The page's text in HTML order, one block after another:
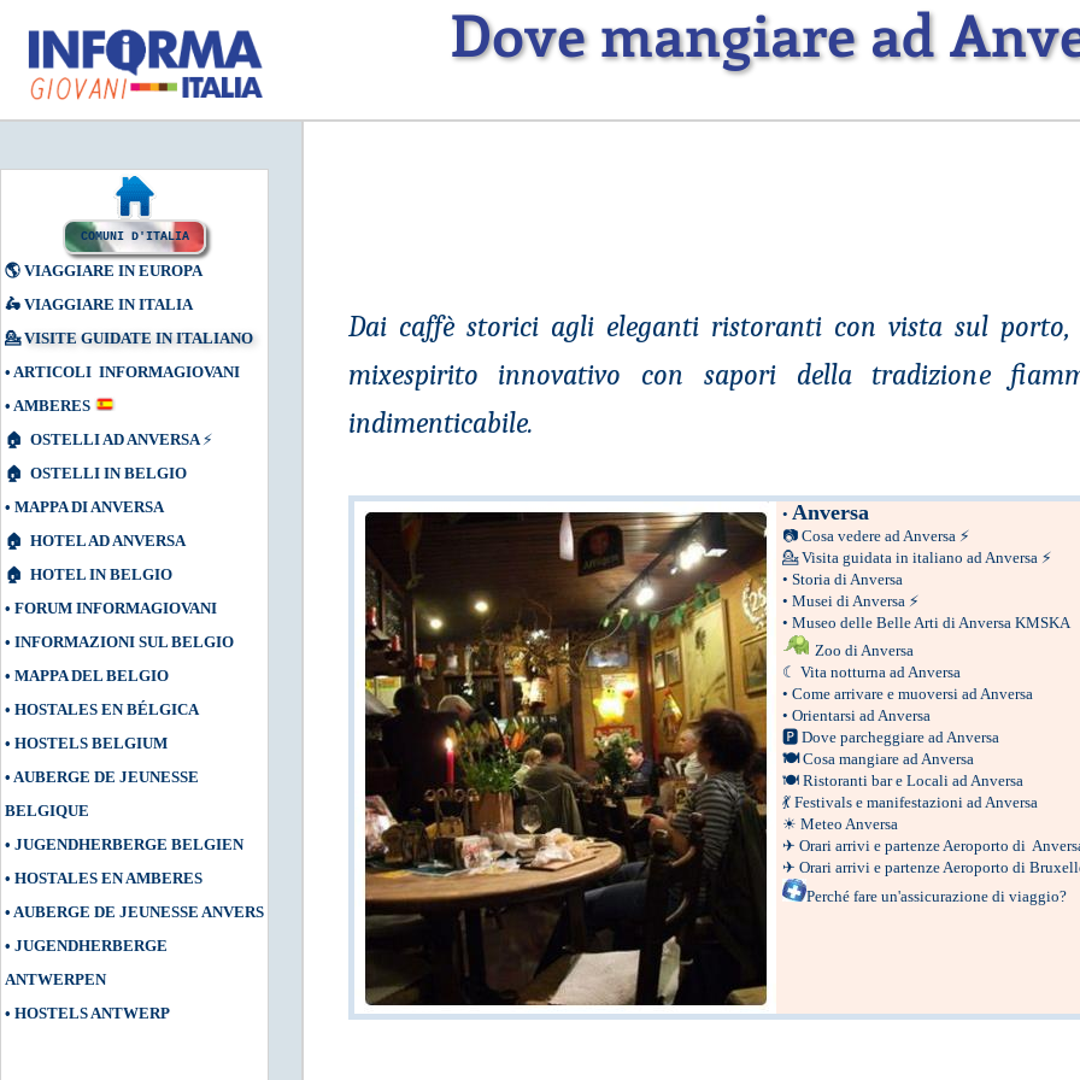
Dove mangiare ad
COMUNI D'ITALIA
🌎 VIAGGIARE IN EUROPA
🛵 VIAGGIARE IN ITALIA
💁 VISITE GUIDATE IN ITALIANO
• ARTICOLI INFORMAGIOVANI
• AMBERES
🏠 OSTELLI AD ANVERSA ⚡
🏠 OSTELLI IN BELGIO
• MAPPA DI ANVERSA
🏠 HOTEL AD ANVERSA
🏠 HOTEL IN BELGIO
• FORUM INFORMAGIOVANI
• INFORMAZIONI SUL BELGIO
• MAPPA DEL BELGIO
• HOSTALES EN BÉLGICA
• HOSTELS BELGIUM
• AUBERGE DE JEUNESSE
BELGIQUE
• JUGENDHERBERGE BELGIEN
• HOSTALES EN AMBERES
• AUBERGE DE JEUNESSE ANVERS
• JUGENDHERBERGE
ANTWERPEN
• HOSTELS ANTWERP
Dai caffè storici agli eleganti ristoranti con vista sul porto,
mixespirito innovativo con sapori della tradizione
indimenticabile.
• Anversa
📷 Cosa vedere ad Anversa ⚡
💁 Visita guidata in italiano ad Anversa ⚡
• Storia di Anversa
• Musei di Anversa ⚡
• Museo delle Belle Arti di Anversa KMSKA
Zoo di Anversa
☾ Vita notturna ad Anversa
• Come arrivare e muoversi ad Anversa
• Orientarsi ad Anversa
🅿 Dove parcheggiare ad Anversa
🍽 Cosa mangiare ad Anversa
🍽 Ristoranti bar e Locali ad Anversa
💃 Festivals e manifestazioni ad Anversa
☀ Meteo Anversa
✈ Orari arrivi e partenze Aeroporto di
✈ Orari arrivi e partenze Aeroporto di
Perché fare un'assicurazione di viaggio?